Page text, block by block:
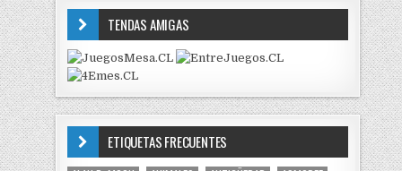
TENDAS AMIGAS
ETIQUETAS FRECUENTES